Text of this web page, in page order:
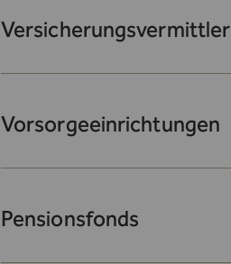
Versicherungsvermittler
Vorsorgeeinrichtungen
Pensionsfonds